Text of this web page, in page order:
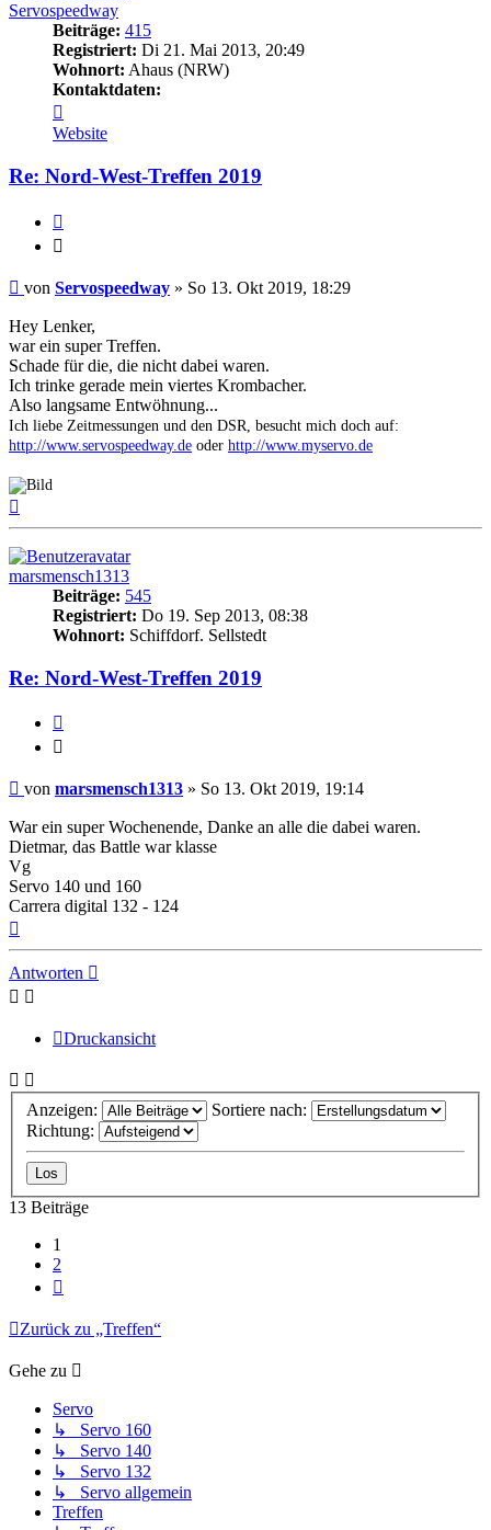
Servospeedway
Beiträge: 415
Registriert: Di 21. Mai 2013, 20:49
Wohnort: Ahaus (NRW)
Kontaktdaten:
von
Servospeedway
Website
Re: Nord-West-Treffen 2019
Beitrag
von Servospeedway » So 13. Okt 2019, 18:29
Hey Lenker,
war ein super Treffen.
Schade für die, die nicht dabei waren.
Ich trinke gerade mein viertes Krombacher.
Also langsame Entwöhnung...
Ich liebe Zeitmessungen und den DSR, besucht mich doch auf:
http://www.servospeedway.de oder http://www.myservo.de
marsmensch1313
Beiträge: 545
Registriert: Do 19. Sep 2013, 08:38
Wohnort: Schiffdorf. Sellstedt
Re: Nord-West-Treffen 2019
Beitrag
von marsmensch1313 » So 13. Okt 2019, 19:14
War ein super Wochenende, Danke an alle die dabei waren.
Dietmar, das Battle war klasse
Vg
Servo 140 und 160
Carrera digital 132 - 124
Antworten
Druckansicht
Anzeigen:
Sortiere nach:
Richtung:
13 Beiträge
1
2
Zurück zu „Treffen“
Gehe zu
Servo
↳ Servo 160
↳ Servo 140
↳ Servo 132
↳ Servo allgemein
Treffen